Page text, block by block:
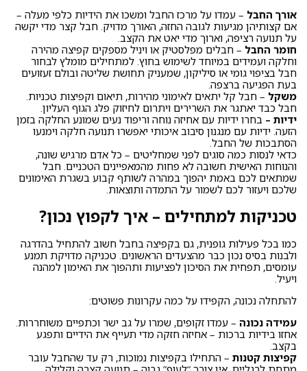
אורך החבל – עמדו על מרכז החבל ומשכו את הידיות כלפי מעלה –
אם קצותיהן מגיעות לגובה החזה, האורך מדויק. חבל קצר מדי יקשה
על תנועה רציפה, וארוך מדי יאט את הקצב.
חומר החבל – חבלים מפלסטיק או ויניל מספקים קפיצה מהירה
וחלקה ועמידים במיוחד לשימוש בחוץ. למתחילים מומלץ לבחור
חבל בציפוי גומי או סיליקון, שמעניק תחושת שליטה ובולם זעזועים
בעת הפגיעה ברצפה.
משקל – חבל קל יתאים לאימוני מהירות, תיאום וקפיצות טכניות.
חבל כבד יאתגר את השרירים ויתרום לחיזוק פלג הגוף העליון.
ידיות – בחרו ידיות עם אחיזה נוחה וריפוד נעים שמונע החלקה בזמן
הזעה. ידיות עם מנגנון סיבוב איכותי יאפשרו תנועה חלקה וימנעו
הסתבכות של החבל.
כדאי לנסות כמה סוגים לפני שמחליטים – כל אדם מרגיש שונה,
והנוחות האישית חשובה לא פחות מהמאפיינים הטכניים. חבל
שמתאים לכם באמת יהפוך במהרה לשותף קבוע בשגרת האימונים
שלכם ויעזור לכם לשמור על התמדה ותוצאות.
טכניקות למתחילים – איך לקפוץ נכון?
כמו בכל פעילות גופנית, גם בקפיצה בחבל חשוב להתחיל בהדרגה
ולבנות בסיס נכון כבר מהצעדים הראשונים. טכניקה מדויקת תמנע
עומסים, תפחית את הסיכון לפציעות ותהפוך את האימון למהנה
ויעיל.
להתחלה נכונה, הקפידו על כמה עקרונות פשוטים:
עמידה נכונה – עמדו זקופים, שמרו על גב ישר וכתפיים משוחררות.
אחזו בידיות ברכות – אחיזה חזקה מדי תעייף את הידיים ותפגע
בקצב.
קפיצות קטנות – התחילו בקפיצות נמוכות, רק עד שהחבל עובר